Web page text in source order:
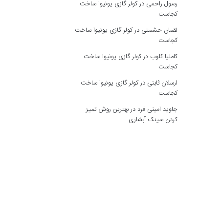
رسول راحمی درکولر گازی یونیوا ساخت
کجاست
لقمان حشمتی درکولر گازی یونیوا ساخت
کجاست
کاملیا کلوب درکولر گازی یونیوا ساخت
کجاست
ارسلان ثابتی درکولر گازی یونیوا ساخت
کجاست
جاوید امینی فرد دربهترین روش تمیز
کردن سینک آبشاری